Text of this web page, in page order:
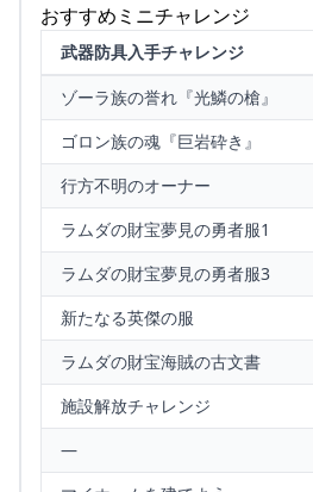
おすすめミニチャレンジ
武器防具入手チャレンジ
ゾーラ族の誉れ『光鱗の槍』
ゴロン族の魂『巨岩砕き』
行方不明のオーナー
ラムダの財宝夢見の勇者服1
ラムダの財宝夢見の勇者服3
新たなる英傑の服
ラムダの財宝海賊の古文書
施設解放チャレンジ
—